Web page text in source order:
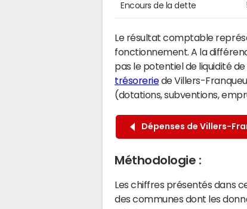
Encours de la dette
Le résultat comptable
fonctionnement. A la
pas le potentiel de liquidité
trésoreriede Villers-
(dotations, subventions,
Dépenses de Villers-
Méthodologie :
Les chiffres présentés dans
des communes dont les